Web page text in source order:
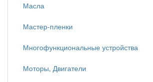
Масла
Мастер-пленки
Многофункциональные устройства
Моторы, Двигатели